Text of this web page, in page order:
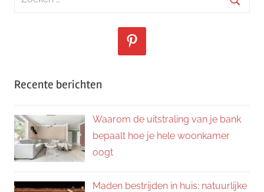
Recente berichten
Waarom de uitstraling van je bank
bepaalt hoe je hele woonkamer
oogt
Maden bestrijden in huis: natuurlijke